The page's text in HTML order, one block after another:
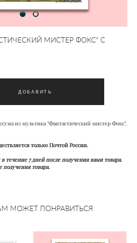
МИСТЕР ФОКС" С
ДОБАВИТЬ
из мультика "Фантастический мистер Фокс",
только Почтой России.
течение 7 дней после получения вами товара.
получения товара.
МОЖЕТ ПОНРАВИТЬСЯ